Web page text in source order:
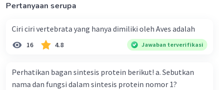
Pertanyaan serupa
Ciri ciri vertebrata yang hanya dimiliki oleh Aves adalah
16 4.8 Jawaban terverifikasi
Perhatikan bagan sintesis protein berikut! a. Sebutkan
nama dan fungsi dalam sintesis protein nomor 1?